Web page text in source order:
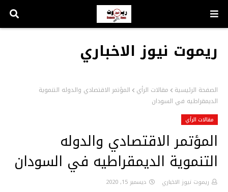
ريموت نيوز الاخباري
الصفحة الرئيسية مقالات الرأي
المؤتمر الاقتصادي والدوله التنموية
الديمقراطيه في السودان
مقالات الرأي
المؤتمر الاقتصادي والدوله
التنموية الديمقراطيه في السودان
ريموت نيوز الاخباري ديسمبر 15, 2020